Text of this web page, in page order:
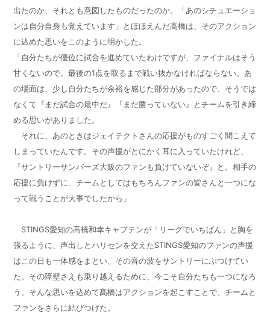
出たのか、それとも意図したものだったのか。「あのシチュエーショ
ンは自分自身も覚えています」とほほえんだ髙橋は、そのアクション
に込めた思いをこのように明かした。
「自分たちが優位に試合を進めていたわけですが、ファイナルはそう
甘くないので。最後の1点を取るまで戦い抜かなければならない。あ
の場面は、少し自分たちが余裕を感じた部分があったので、そうでは
なくて『まだ試合の最中だ』『まだ勝っていない』とチームを引き締
める思いがありました。
それに、あのときはジェイテクトさんの応援がものすごく聞こえて
しまっていたんです。その声援がとにかく耳に入っていたけれど、
『サントリーサンバーズ大阪のファンも負けていないぞ』と。相手の
応援に負けずに、チームとしてはもちろんファンの皆さんと一つにな
って戦うことが大事でしたから」
STINGS愛知の高橋和幸キャプテンが「リーグでいちばん」と胸を
張るように、声出しとハリセンを交えたSTINGS愛知のファンの声援
はこの日も一体感をまとい、その音の波をサントリーにぶつけてい
た。その障壁さえも乗り越えるために、今こそ自分たちも一つになろ
う。そんな思いを込めて髙橋はアクションを起こすことで、チームと
ファンをさらに結びつけた。